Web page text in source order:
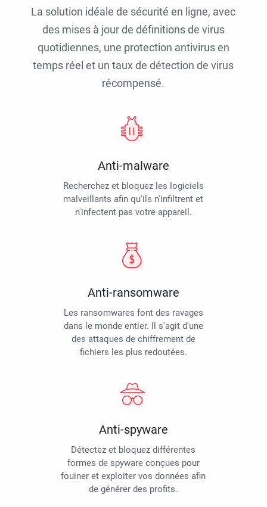
La solution idéale de sécurité en ligne, avec
des mises à jour de définitions de virus
quotidiennes, une protection antivirus en
temps réel et un taux de détection de virus
récompensé.
Anti-malware
Recherchez et bloquez les logiciels
malveillants afin qu'ils n'infiltrent et
n'infectent pas votre appareil.
Anti-ransomware
Les ransomwares font des ravages
dans le monde entier. Il s'agit d'une
des attaques de chiffrement de
fichiers les plus redoutées.
Anti-spyware
Détectez et bloquez différentes
formes de spyware conçues pour
fouiner et exploiter vos données afin
de générer des profits.